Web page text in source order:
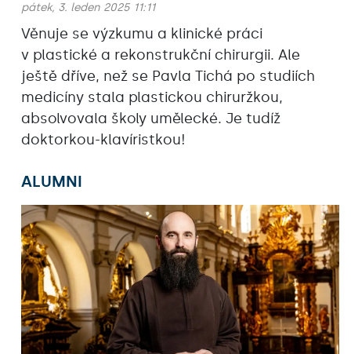
pátek, 3. leden 2025 11:11
Věnuje se výzkumu a klinické práci
v plastické a rekonstrukční chirurgii. Ale
ještě dříve, než se Pavla Tichá po studiích
medicíny stala plastickou chiruržkou,
absolvovala školy umělecké. Je tudíž
doktorkou-klavíristkou!
ALUMNI